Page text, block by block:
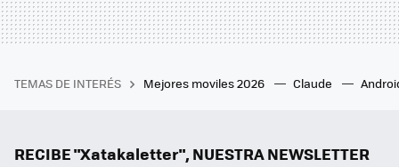
TEMAS DE INTERÉS Mejores moviles 2026 Claude
RECIBE "Xatakaletter", NUESTRA NEWSLETTER